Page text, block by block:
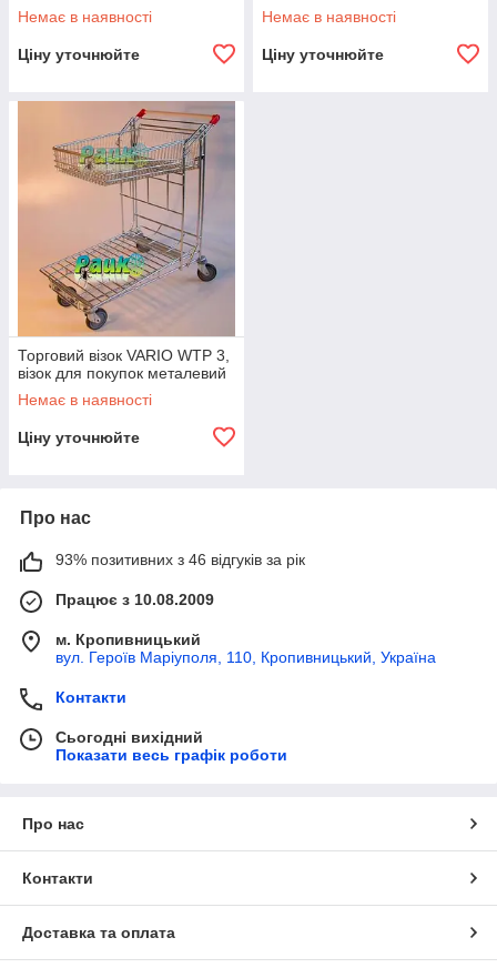
Немає в наявності
Ціну уточнюйте
Немає в наявності
Ціну уточнюйте
Торговий візок VARIO WTP 3,
візок для покупок металевий
Немає в наявності
Ціну уточнюйте
Про нас
93% позитивних з 46 відгуків за рік
Працює з 10.08.2009
м. Кропивницький
вул. Героїв Маріуполя, 110, Кропивницький, Україна
Контакти
Сьогодні вихідний
Показати весь графік роботи
Про нас
Контакти
Доставка та оплата